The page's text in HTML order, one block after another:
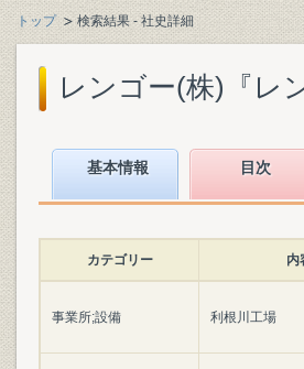
トップ 検索結果 - 社史詳細
レンゴー(株)『レ
基本情報 目次
カテゴリー 内
事業所;設備 利根川工場